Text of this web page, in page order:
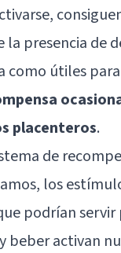
la presencia
como útiles
placenteros.
de
los
podrían
beber activan